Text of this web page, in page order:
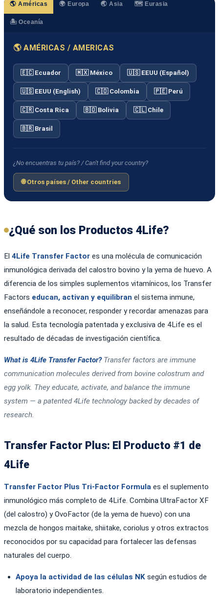
🌎 Américas 🌍 Europa 🌏 Asia 🗺️ Eurasia
🏝️ Oceanía
🌎 AMÉRICAS / AMERICAS
🇪🇨 Ecuador 🇲🇽 México 🇺🇸 EEUU (Español)
🇺🇸 EEUU (English) 🇨🇴 Colombia 🇵🇪 Perú
🇨🇷 Costa Rica 🇧🇴 Bolivia 🇨🇱 Chile
🇧🇷 Brasil
¿No encuentras tu país? / Can't find your country?
🌐 Otros países / Other countries
¿Qué son los Productos 4Life?
El 4Life Transfer Factor es una molécula de comunicación
inmunológica derivada del calostro bovino y la yema de huevo. A
diferencia de los simples suplementos vitamínicos, los Transfer
Factors educan, activan y equilibran el sistema inmune,
enseñándole a reconocer, responder y recordar amenazas para
la salud. Esta tecnología patentada y exclusiva de 4Life es el
resultado de décadas de investigación científica.
What is 4Life Transfer Factor?Transfer factors are immune
communication molecules derived from bovine colostrum and
egg yolk. They educate, activate, and balance the immune
system — a patented 4Life technology backed by decades of
research.
Transfer Factor Plus: El Producto #1 de
4Life
Transfer Factor Plus Tri-Factor Formula es el suplemento
inmunológico más completo de 4Life. Combina UltraFactor XF
(del calostro) y OvoFactor (de la yema de huevo) con una
mezcla de hongos maitake, shiitake, coriolus y otros extractos
reconocidos por su capacidad para fortalecer las defensas
naturales del cuerpo.
Apoya la actividad de las células NK según estudios de
laboratorio independientes.